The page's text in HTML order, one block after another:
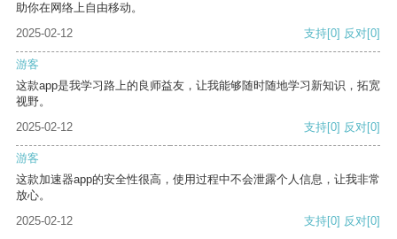
助你在网络上自由移动。
2025-02-12
支持[0] 反对[0]
游客
这款app是我学习路上的良师益友，让我能够随时随地学习新知识，拓宽
视野。
2025-02-12
支持[0] 反对[0]
游客
这款加速器app的安全性很高，使用过程中不会泄露个人信息，让我非常
放心。
2025-02-12
支持[0] 反对[0]